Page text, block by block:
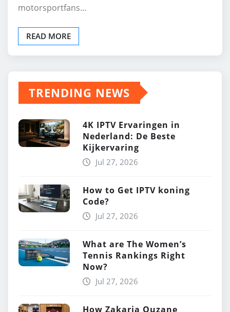
motorsportfans…
READ MORE
TRENDING NEWS
4K IPTV Ervaringen in
Nederland: De Beste
Kijkervaring
Jul 27, 2026
How to Get IPTV koning
Code?
Jul 27, 2026
What are The Women’s
Tennis Rankings Right
Now?
Jul 27, 2026
How Zakaria Ouzane